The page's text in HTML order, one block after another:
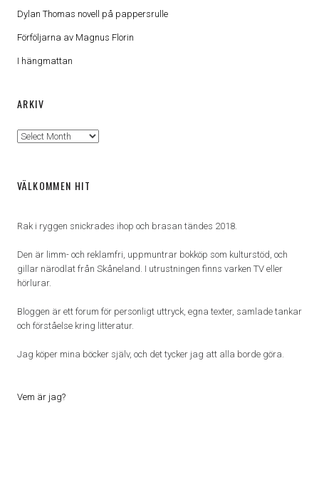
Dylan Thomas novell på pappersrulle
Förföljarna av Magnus Florin
I hängmattan
ARKIV
Arkiv
VÄLKOMMEN HIT
Rak i ryggen snickrades ihop och brasan tändes 2018.
Den är limm- och reklamfri, uppmuntrar bokköp som kulturstöd, och
gillar närodlat från Skåneland. I utrustningen finns varken TV eller
hörlurar.
Bloggen är ett forum för personligt uttryck, egna texter, samlade tankar
och förståelse kring litteratur.
Jag köper mina böcker själv, och det tycker jag att alla borde göra.
Vem är jag?